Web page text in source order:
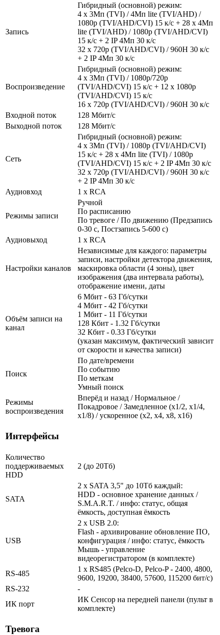
Запись
Гибридный (основной) режим:
4 x 3Мп (TVI) / 4Мп lite (TVI/AHD) /
1080р (TVI/AHD/CVI) 15 к/с + 28 x 4Мп
lite (TVI/AHD) / 1080р (TVI/AHD/CVI)
15 к/с + 2 IP 4Мп 30 к/с
32 х 720р (TVI/AHD/CVI) / 960H 30 к/с
+ 2 IP 4Мп 30 к/с
Воспроизведение
Гибридный (основной) режим:
4 x 3Мп (TVI) / 1080р/720p
(TVI/AHD/CVI) 15 к/с + 12 x 1080р
(TVI/AHD/CVI) 15 к/с
16 х 720р (TVI/AHD/CVI) / 960H 30 к/с
Входной поток
128 Мбит/с
Выходной поток
128 Мбит/с
Сеть
Гибридный (основной) режим:
4 x 3Мп (TVI) / 1080р (TVI/AHD/CVI)
15 к/с + 28 x 4Мп lite (TVI) / 1080р
(TVI/AHD/CVI) 15 к/с + 2 IP 4Мп 30 к/с
32 х 720р (TVI/AHD/CVI) / 960H 30 к/с
+ 2 IP 4Мп 30 к/с
Аудиовход
1 x RCA
Режимы записи
Ручной
По расписанию
По тревоге / По движению (Предзапись
0-30 с, Постзапись 5-600 с)
Аудиовыход
1 x RCA
Настройки каналов
Независимые для каждого: параметры
записи, настройки детектора движения,
маскировка области (4 зоны), цвет
изображения (два интервала работы),
отображение имени, даты
Объём записи на
канал
6 Мбит - 63 Гб/сутки
4 Мбит - 42 Гб/сутки
1 Мбит - 11 Гб/сутки
128 Кбит - 1.32 Гб/сутки
32 Кбит - 0.33 Гб/сутки
(указан максимум, фактический зависит
от скорости и качества записи)
Поиск
По дате/времени
По событию
По меткам
Умный поиск
Режимы
воспроизведения
Вперёд и назад / Нормальное /
Покадровое / Замедленное (х1/2, х1/4,
х1/8) / ускоренное (х2, х4, х8, х16)
Интерфейсы
Количество
поддерживаемых
HDD
2 (до 20Тб)
SATA
2 x SATA 3,5" до 10Тб каждый:
HDD - основное хранение данных /
S.M.A.R.T. / инфо: статус, общая
ёмкость, доступная ёмкость
USB
2 x USB 2.0:
Flash - архивирование обновление ПО,
конфигурация / инфо: статус, ёмкость
Мышь - управление
видеорегистратором (в комплекте)
RS-485
1 x RS485 (Pelco-D, Pelco-P - 2400, 4800,
9600, 19200, 38400, 57600, 115200 бит/с)
RS-232
-
ИК порт
ИК Сенсор на передней панели (пульт в
комплекте)
Тревога